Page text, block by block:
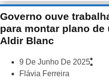
Governo ouve
para montar plano de
Aldir Blanc
9 De Junho De 2025
Flávia Ferreira